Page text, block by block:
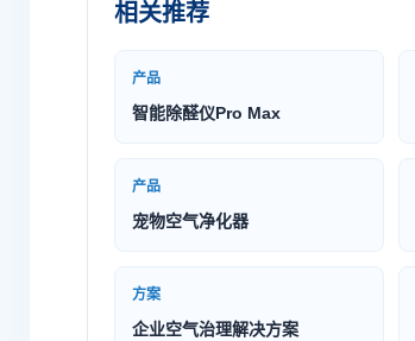
相关推荐
产品
智能除醛仪Pro Max
产品
宠物空气净化器
方案
企业空气治理解决方案